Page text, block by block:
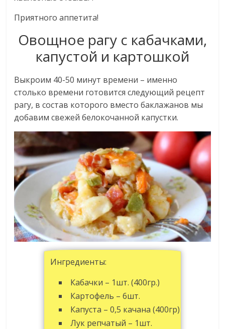
Приятного аппетита!
Овощное рагу с кабачками,
капустой и картошкой
Выкроим 40-50 минут времени – именно
столько времени готовится следующий рецепт
рагу, в состав которого вместо баклажанов мы
добавим свежей белокочанной капустки.
Ингредиенты:
Кабачки – 1шт. (400гр.)
Картофель – 6шт.
Капуста – 0,5 качана (400гр)
Лук репчатый – 1шт.